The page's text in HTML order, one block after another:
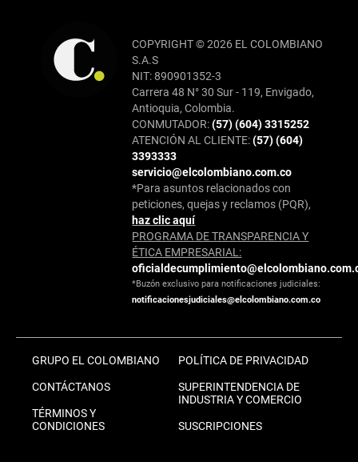
COPYRIGHT © 2026 EL COLOMBIANO
S.A.S
NIT: 890901352-3
Carrera 48 N° 30 Sur - 119, Envigado,
Antioquia, Colombia.
CONMUTADOR:(57) (604) 3315252
ATENCIÓN AL CLIENTE:(57) (604)
3393333
servicio@elcolombiano.com.co
*Para asuntos relacionados con
peticiones, quejas y reclamos (PQR),
haz clic aquí
PROGRAMA DE TRANSPARENCIA Y
ÉTICA EMPRESARIAL:
*Buzón exclusivo para notificaciones judiciales:
notificacionesjudiciales@elcolombiano.com.co
GRUPO EL COLOMBIANO
CONTÁCTANOS
TÉRMINOS Y
CONDICIONES
POLÍTICA DE PRIVACIDAD
SUPERINTENDENCIA DE
INDUSTRIA Y COMERCIO
SUSCRIPCIONES